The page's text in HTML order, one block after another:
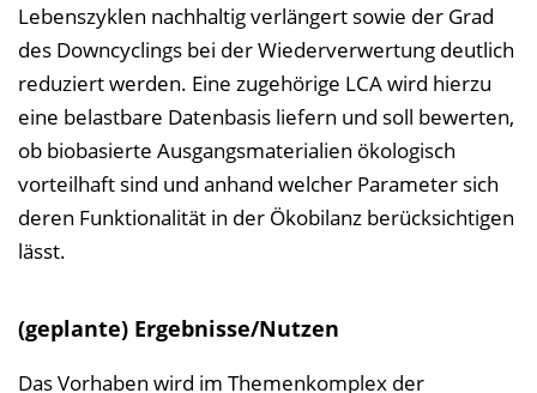
Lebenszyklen nachhaltig verlängert sowie der Grad
des Downcyclings bei der Wiederverwertung deutlich
reduziert werden. Eine zugehörige LCA wird hierzu
eine belastbare Datenbasis liefern und soll bewerten,
ob biobasierte Ausgangsmaterialien ökologisch
vorteilhaft sind und anhand welcher Parameter sich
deren Funktionalität in der Ökobilanz berücksichtigen
lässt.
(geplante) Ergebnisse/Nutzen
Das Vorhaben wird im Themenkomplex der